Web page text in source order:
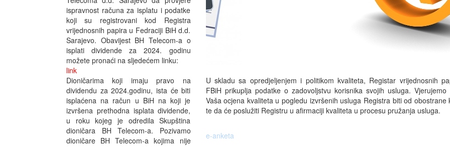
ispravnost računa za isplatu i podatke
koji su registrovani kod Registra
vrijednosnih papira u Fedraciji BiH d.d.
Sarajevo. Obavijest BH Telecom-a o
isplati dividende za 2024. godinu
možete pronaći na sljedećem linku:
link
Dioničarima koji imaju pravo na
dividendu za 2024.godinu, ista će biti
isplaćena na račun u BiH na koji je
izvršena prethodna isplata dividende,
u roku kojeg je odredila Skupština
dioničara BH Telecom-a. Pozivamo
dioničare BH Telecom-a kojima nije
U skladu sa opredjeljenjem i politikom kvaliteta, Registar vrijednosnih
FBiH prikuplja podatke o zadovoljstvu korisnika svojih usluga.
Vaša ocjena kvaliteta u pogledu izvršenih usluga Registra biti od obostrane
te da će poslužiti Registru u afirmaciji kvaliteta u procesu pružanja usluga.
e-anketa